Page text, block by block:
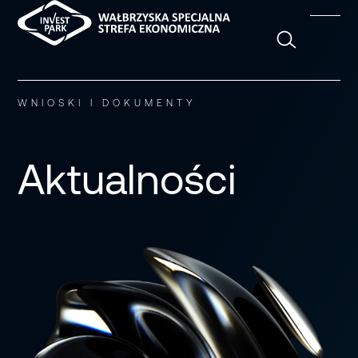
WNIOSKI I DOKUMENTY
Aktualności